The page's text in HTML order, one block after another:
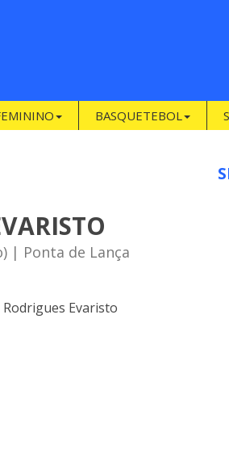
BASQUETEBOL
| Ponta de Lança
Evaristo